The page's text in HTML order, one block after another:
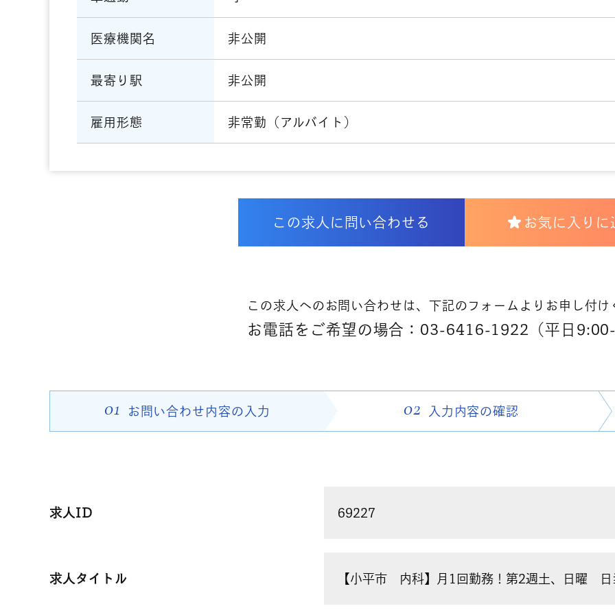
医療機関名 非公開
最寄り駅 非公開
雇用形態 非常勤（アルバイト）
この求人に問い合わせる お気に入りに
この求人へのお問い合わせは、下記のフォームよりお申し付け
お電話をご希望の場合：03-6416-1922（平日9:00-
01 お問い合わせ 内容の入力 02 入力内容の確認
求人ID
求人タイトル